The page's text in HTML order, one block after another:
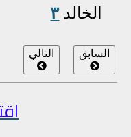
الخالد٣
السابق التالي